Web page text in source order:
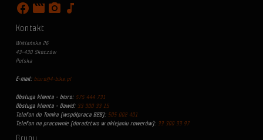
facebook movie photo_camera music_note
Kontakt
Wiślańska 26
43-430 Skoczów
Polska
E-mail: biuro@4-bike.pl
Obsługa klienta - biuro: 575 444 731
Obsługa klienta - Dawid: 33 300 33 15
Telefon do Tomka (współpraca B2B): 505 002 401
Telefon na pracownie (doradztwo w oklejaniu rowerów): 33 300 33 97